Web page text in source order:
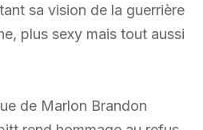
sa vision de la guerrière
plus sexy mais tout aussi
de Marlon Brandon